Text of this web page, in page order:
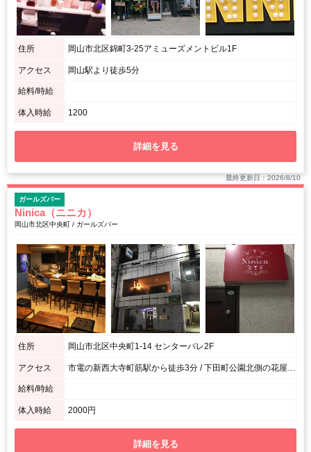
住所 岡山市北区錦町3-25アミューズメントビル1F
アクセス 岡山駅より徒歩5分
給料/時給
体入時給 1200
詳細を見る
最終更新日：2026/8/10
ガールズバー
Ninica（ニニカ）
岡山市北区中央町 / ガールズバー
住所 岡山市北区中央町1-14 センターパレ2F
アクセス 市電の新西大寺町筋駅から徒歩3分 / 下田町公園北側の花屋さんの隣のビルの２Ｆ
給料/時給
体入時給 2000円
詳細を見る